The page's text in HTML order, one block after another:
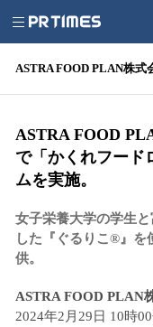
ASTRA FOOD PLAN株式
ASTRA FOOD
で「かくれフード
ムを実施。
女子栄養大学の学生
した『ぐるりこ®』
供。
ASTRA FOOD PLAN
2024年2月29日 10時